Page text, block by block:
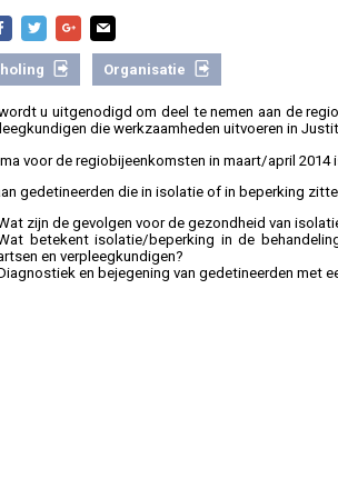
Organisatie
u uitgenodigd om deel te nemen aan de
die werkzaamheden uitvoeren in
voor de regiobijeenkomsten in maart/april 2014
gedetineerden die in isolatie of in beperking
zijn de gevolgen voor de gezondheid van
betekent isolatie/beperking in de
en verpleegkundigen?
en bejegening van gedetineerden met